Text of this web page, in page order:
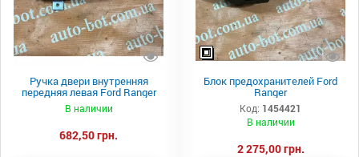
Ручка двери внутренняя
передняя левая Ford Ranger
В наличии
682,50 грн.
Блок предохранителей Ford
Ranger
Код: 1454421
В наличии
2 275,00 грн.